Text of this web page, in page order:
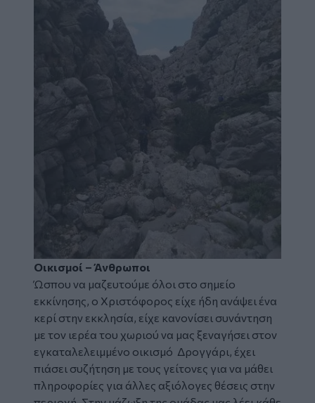
Οικισμοί – Άνθρωποι
Ώσπου να μαζευτούμε όλοι στο σημείο
εκκίνησης, ο Χριστόφορος είχε ήδη ανάψει ένα
κερί στην εκκλησία, είχε κανονίσει συνάντηση
με τον ιερέα του χωριού να μας ξεναγήσει στον
εγκαταλελειμμένο οικισμό Δρογγάρι, έχει
πιάσει συζήτηση με τους γείτονες για να μάθει
πληροφορίες για άλλες αξιόλογες θέσεις στην